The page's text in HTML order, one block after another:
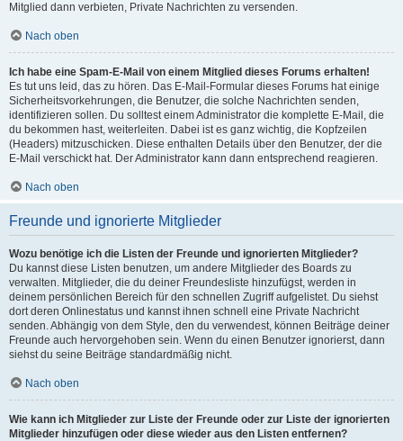
Mitglied dann verbieten, Private Nachrichten zu versenden.
Nach oben
Ich habe eine Spam-E-Mail von einem Mitglied dieses Forums erhalten!
Es tut uns leid, das zu hören. Das E-Mail-Formular dieses Forums hat einige
Sicherheitsvorkehrungen, die Benutzer, die solche Nachrichten senden,
identifizieren sollen. Du solltest einem Administrator die komplette E-Mail, die
du bekommen hast, weiterleiten. Dabei ist es ganz wichtig, die Kopfzeilen
(Headers) mitzuschicken. Diese enthalten Details über den Benutzer, der die
E-Mail verschickt hat. Der Administrator kann dann entsprechend reagieren.
Nach oben
Freunde und ignorierte Mitglieder
Wozu benötige ich die Listen der Freunde und ignorierten Mitglieder?
Du kannst diese Listen benutzen, um andere Mitglieder des Boards zu
verwalten. Mitglieder, die du deiner Freundesliste hinzufügst, werden in
deinem persönlichen Bereich für den schnellen Zugriff aufgelistet. Du siehst
dort deren Onlinestatus und kannst ihnen schnell eine Private Nachricht
senden. Abhängig von dem Style, den du verwendest, können Beiträge deiner
Freunde auch hervorgehoben sein. Wenn du einen Benutzer ignorierst, dann
siehst du seine Beiträge standardmäßig nicht.
Nach oben
Wie kann ich Mitglieder zur Liste der Freunde oder zur Liste der ignorierten
Mitglieder hinzufügen oder diese wieder aus den Listen entfernen?